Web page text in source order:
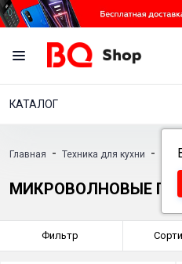
КАТАЛОГ
Главная - Техника для кухни -
МИКРОВОЛНОВЫЕ
Фильтр